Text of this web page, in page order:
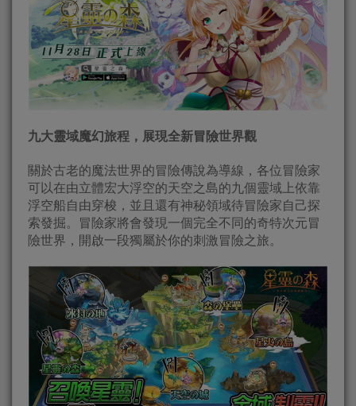
九大靈域魔幻旅程，展現全新冒險世界觀
關於古老的魔法世界的冒險傳說為導線，各位冒險家
可以在由立體宏大浮空的天空之島的九個靈域上依靠
浮空船自由穿梭，並且還有神秘領域待冒險家自己探
索發掘。冒險家將會發現一個完全不同的奇特次元冒
險世界，開啟一段獨屬於你的刺激冒險之旅。